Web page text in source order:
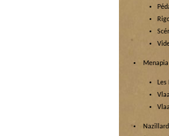
Menapia